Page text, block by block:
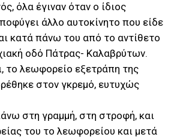
όλα έγιναν όταν ο ίδιος
άλλο αυτοκίνητο που είδε
κατά πάνω του από το αντίθετο
οδό Πάτρας- Καλαβρύτων.
το λεωφορείο εξετράπη της
στον γκρεμό, ευτυχώς
στη γραμμή, στη στροφή, και
του το λεωφορείου και μετά